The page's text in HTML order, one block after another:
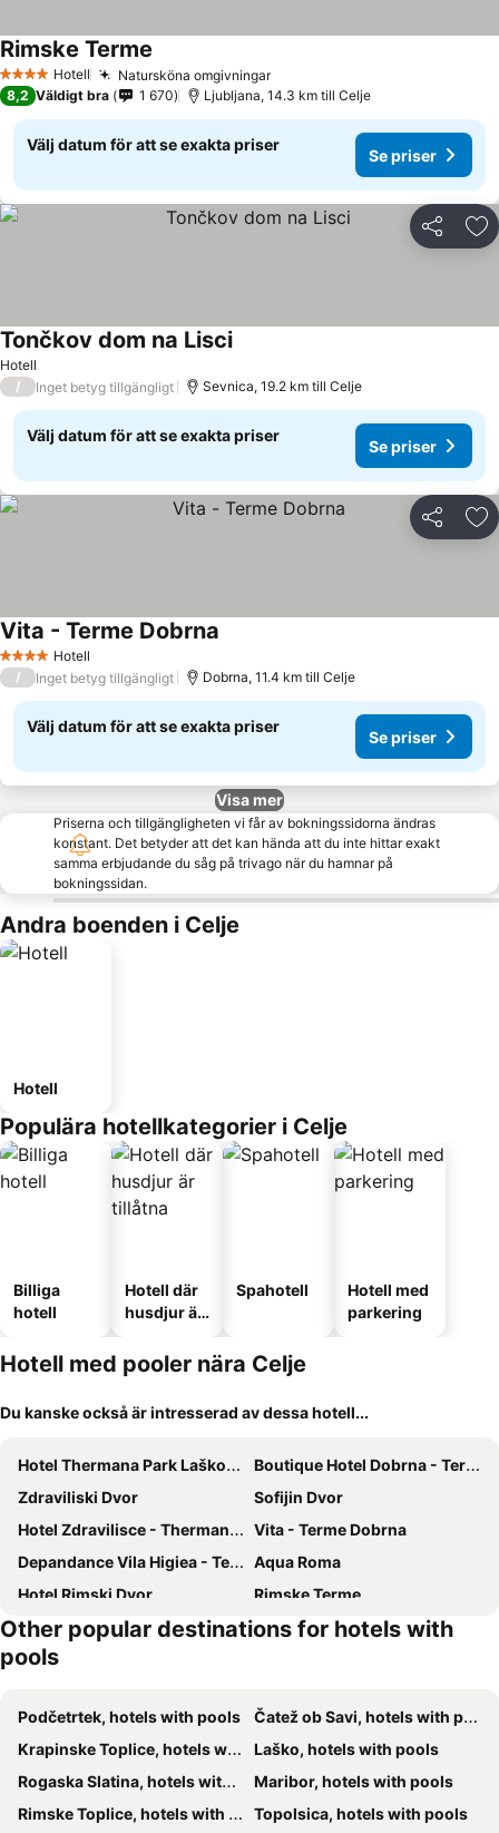
4 StjärnorHotell Natursköna omgivningar
Rimske Terme
8,2 Väldigt bra 1 670 Ljubljana, 14.3 km till Celje
Välj datum för att se exakta priser
Se priser
Dela
Hotell
Tončkov dom na Lisci
/ Inget betyg tillgängligt Sevnica, 19.2 km till Celje
Välj datum för att se exakta priser
Se priser
Dela
4 StjärnorHotell
Vita - Terme Dobrna
/ Inget betyg tillgängligt Dobrna, 11.4 km till Celje
Välj datum för att se exakta priser
Se priser
Visa mer
Priserna och tillgängligheten vi får av bokningssidorna ändras
konstant. Det betyder att det kan hända att du inte hittar exakt
samma erbjudande du såg på trivago när du hamnar på
bokningssidan.
Andra boenden i Celje
Hotell
Populära hotellkategorier i Celje
Billiga
hotell
Hotell där
husdjur är
Spahotell
Hotell med
parkering
Hotell med pooler nära Celje
Du kanske också är intresserad av dessa hotell...
Hotel Thermana Park Laško**** Superior
Boutique Hotel Dobrna - Terme Dobrna
Zdraviliski Dvor
Sofijin Dvor
Hotel Zdravilisce - Thermana Lasko
Vita - Terme Dobrna
Depandance Vila Higiea - Terme Dobrna
Aqua Roma
Hotel Rimski Dvor
Rimske Terme
Other popular destinations for hotels with
pools
Podčetrtek, hotels with pools
Čatež ob Savi, hotels with pools
Krapinske Toplice, hotels with pools
Laško, hotels with pools
Rogaska Slatina, hotels with pools
Maribor, hotels with pools
Rimske Toplice, hotels with pools
Topolsica, hotels with pools